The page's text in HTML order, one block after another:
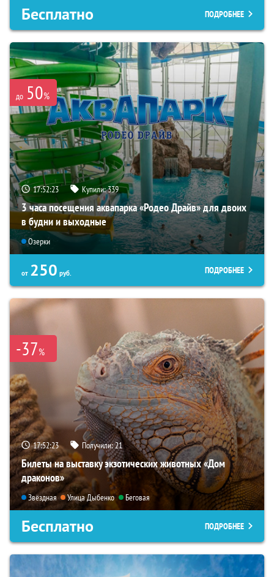
Бесплатно ПОДРОБНЕЕ
до 50%
17:52:22 Купили:339
3 часа посещения аквапарка «Родео Драйв» для двоих
в будни и выходные
Озерки
от 250 руб. ПОДРОБНЕЕ
-37%
17:52:22 Получили:21
Билеты на выставку экзотических животных «Дом
драконов»
Звёздная Улица Дыбенко Беговая
Бесплатно ПОДРОБНЕЕ